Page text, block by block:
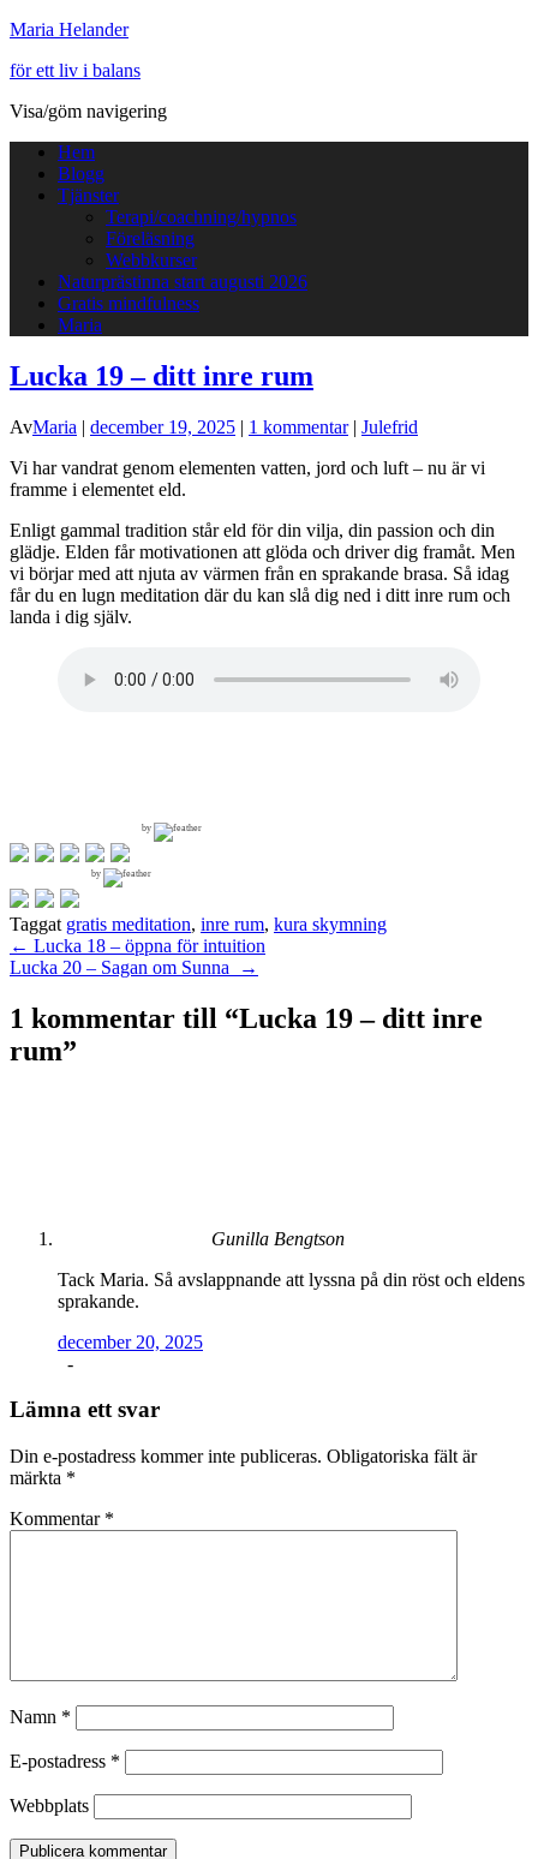
Maria Helander
för ett liv i balans
Visa/göm navigering
Hem
Blogg
Tjänster
Terapi/coachning/hypnos
Föreläsning
Webbkurser
Naturprästinna start augusti 2026
Gratis mindfulness
Maria
Lucka 19 – ditt inre rum
AvMaria | december 19, 2025 | 1 kommentar| Julefrid
Vi har vandrat genom elementen vatten, jord och luft – nu är vi
framme i elementet eld.
Enligt gammal tradition står eld för din vilja, din passion och din
glädje. Elden får motivationen att glöda och driver dig framåt. Men
vi börjar med att njuta av värmen från en sprakande brasa. Så idag
får du en lugn meditation där du kan slå dig ned i ditt inre rum och
landa i dig själv.
by
by
Taggat gratis meditation, inre rum, kura skymning
Inläggsnavigering
← Lucka 18 – öppna för intuition
Lucka 20 – Sagan om Sunna
→
1 kommentar till “Lucka 19 – ditt inre
rum”
Gunilla Bengtson
Tack Maria. Så avslappnande att lyssna på din röst och eldens
sprakande.
december 20, 2025
-
Lämna ett svar
Din e-postadress kommer inte publiceras. Obligatoriska fält är
märkta *
Kommentar *
Namn *
E-postadress *
Webbplats